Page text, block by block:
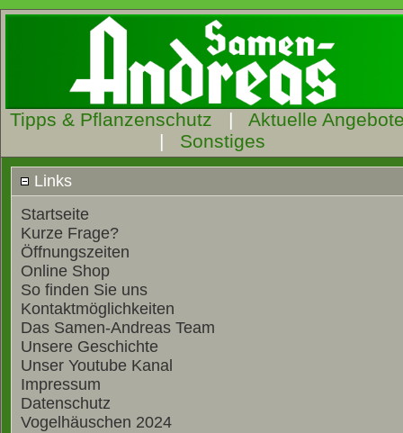
Tipps & Pflanzenschutz | Aktuelle
| Sonstiges
Links
Startseite
Kurze Frage?
Öffnungszeiten
Online Shop
So finden Sie uns
Kontaktmöglichkeiten
Das Samen-Andreas Team
Unsere Geschichte
Unser Youtube Kanal
Impressum
Datenschutz
Vogelhäuschen 2024